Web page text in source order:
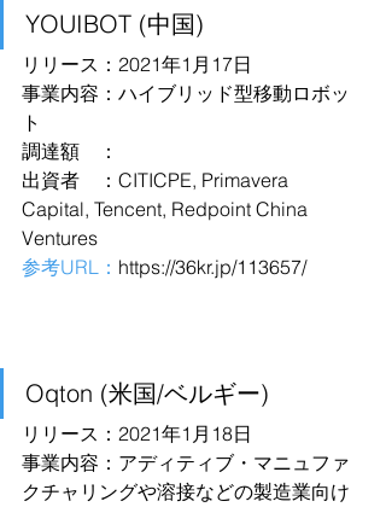
YOUIBOT (中国)
リリース：2021年1月17日
事業内容：ハイブリッド型移動ロボッ
ト
調達額　：
出資者　：CITICPE, Primavera
Capital, Tencent, Redpoint China
Ventures
参考URL： https://36kr.jp/113657/
Oqton (米国/ベルギー)
リリース：2021年1月18日
事業内容：アディティブ・マニュファ
クチャリングや溶接などの製造業向け